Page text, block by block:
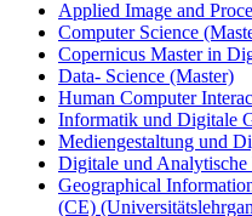
Applied Image and
Computer Science
Copernicus Master in
Data- Science (Master)
Human Computer
Informatik und Digitale
Mediengestaltung und
Digitale und Analytische
Geographical
(CE)